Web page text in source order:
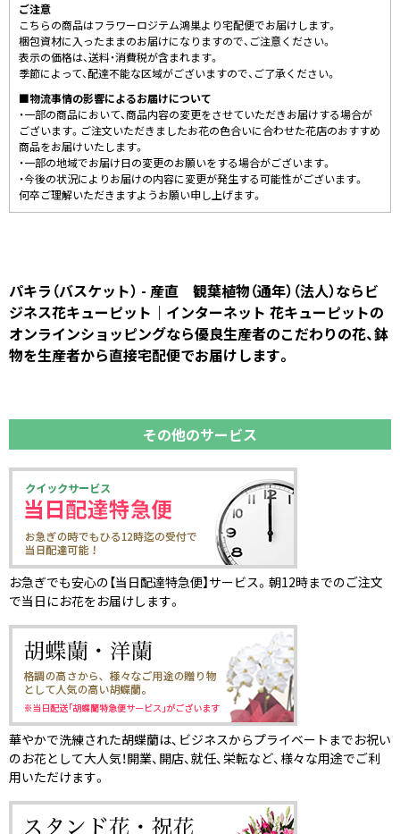
ご注意
こちらの商品はフラワーロジテム鴻巣より宅配便でお届けします。
梱包資材に入ったままのお届けになりますので、ご注意ください。
表示の価格は、送料・消費税が含まれます。
季節によって、配達不能な区域がございますので、ご了承ください。
■物流事情の影響によるお届けについて
・一部の商品において、商品内容の変更をさせていただきお届けする場合が
ございます。ご注文いただきましたお花の色合いに合わせた花店のおすすめ
商品をお届けいたします。
・一部の地域でお届け日の変更のお願いをする場合がございます。
・今後の状況によりお届けの内容に変更が発生する可能性がございます。
何卒ご理解いただきますようお願い申し上げます。
パキラ（バスケット） - 産直 観葉植物（通年）（法人）ならビ
ジネス花キューピット｜インターネット 花キューピットの
オンラインショッピングなら優良生産者のこだわりの花、鉢
物を生産者から直接宅配便でお届けします。
その他のサービス
お急ぎでも安心の【当日配達特急便】サービス。朝12時までのご注文
で当日にお花をお届けします。
華やかで洗練された胡蝶蘭は、ビジネスからプライベートまでお祝い
のお花として大人気！開業、開店、就任、栄転など、様々な用途でご利
用いただけます。